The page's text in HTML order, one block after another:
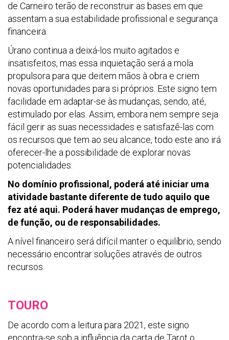
de Carneiro terão de reconstruir as bases em que
assentam a sua estabilidade profissional e segurança
financeira.
Úrano continua a deixá-los muito agitados e
insatisfeitos, mas essa inquietação será a mola
propulsora para que deitem mãos à obra e criem
novas oportunidades para si próprios. Este signo tem
facilidade em adaptar-se às mudanças, sendo, até,
estimulado por elas. Assim, embora nem sempre seja
fácil gerir as suas necessidades e satisfazê-las com
os recursos que tem ao seu alcance, todo este ano irá
oferecer-lhe a possibilidade de explorar novas
potencialidades.
No domínio profissional, poderá até iniciar uma
atividade bastante diferente de tudo aquilo que
fez até aqui. Poderá haver mudanças de emprego,
de função, ou de responsabilidades.
A nível financeiro será difícil manter o equilíbrio, sendo
necessário encontrar soluções através de outros
recursos.
TOURO
De acordo com a leitura para 2021, este signo
encontra-se sob a influência da carta de Tarot o